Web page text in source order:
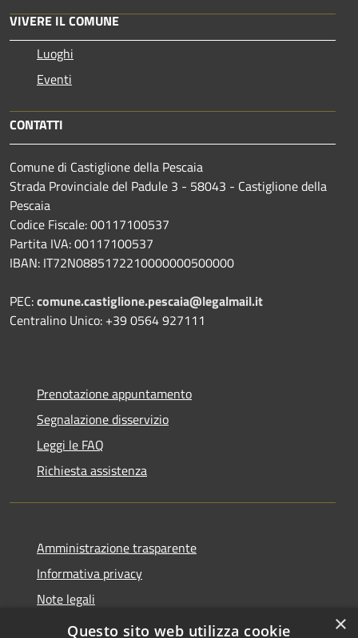
VIVERE IL COMUNE
Luoghi
Eventi
CONTATTI
Comune di Castiglione della Pescaia
Strada Provinciale del Padule 3 - 58043 - Castiglione della
Pescaia
Codice Fiscale: 00117100537
Partita IVA: 00117100537
IBAN: IT72N0885172210000000500000
PEC:comune.castiglione.pescaia@legalmail.it
Centralino Unico: +39 0564 927111
Prenotazione appuntamento
Segnalazione disservizio
Leggi le FAQ
Richiesta assistenza
Amministrazione trasparente
Informativa privacy
Note legali
Dichiarazione di accessibilità
×
Questo sito web utilizza cookie